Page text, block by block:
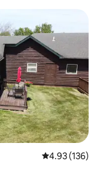
5 पैकी 4.93
4.93 (136)